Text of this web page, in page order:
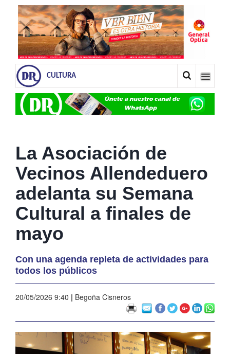
CULTURA
La Asociación de
Vecinos Allendeduero
adelanta su Semana
Cultural a finales de
mayo
Con una agenda repleta de actividades para
todos los públicos
20/05/2026 9:40 | Begoña Cisneros